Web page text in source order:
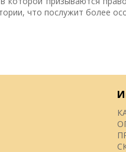
что послужит более